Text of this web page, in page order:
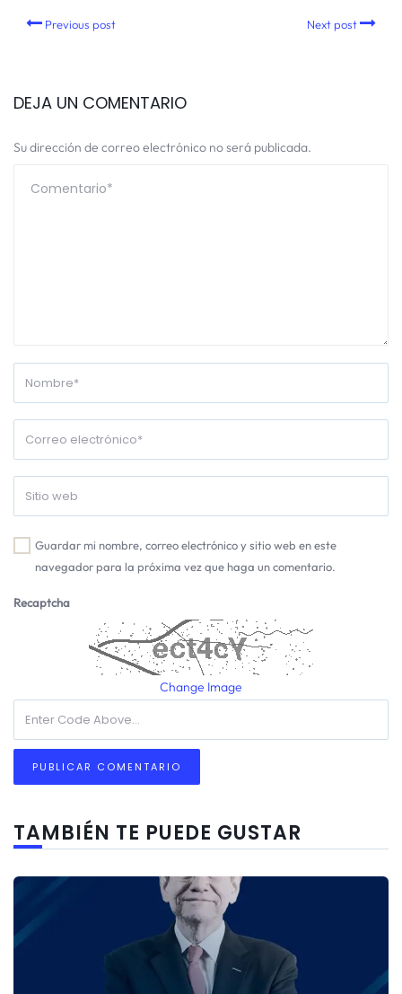
Previous post Next post
DEJA UN COMENTARIO
Su dirección de correo electrónico no será publicada.
Guardar mi nombre, correo electrónico y sitio web en este
navegador para la próxima vez que haga un comentario.
Recaptcha
Change Image
TAMBIÉN TE PUEDE GUSTAR